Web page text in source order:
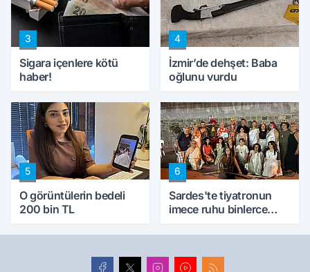
3
Sigara içenlere kötü
haber!
4
İzmir’de dehşet: Baba
oğlunu vurdu
5
O görüntülerin bedeli
200 bin TL
6
Sardes'te tiyatronun
imece ruhu binlerce